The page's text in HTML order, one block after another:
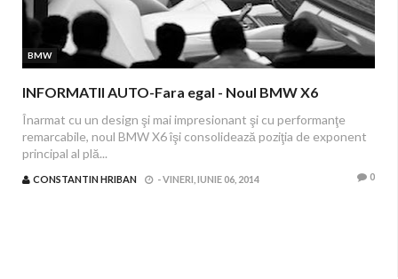
BMW
INFORMATII AUTO-Fara egal - Noul BMW X6
Înarmat cu un design şi mai impresionant şi cu performanţe
remarcabile, noul BMW X6 îşi consolidează poziţia de exponent
principal al plă...
CONSTANTIN HRIBAN -VINERI, IUNIE 06, 2014 0